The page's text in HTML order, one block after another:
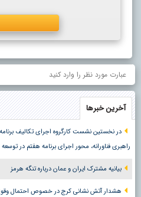
آخرین خبرها
در نخستین نشست کارگروه اجرای تکالیف
راهبری فناورانه، محور اجرای برنامه هفتم در
بیانیه مشترک ایران و عمان درباره تنگه هرمز
هشدار آتش نشانی کرج در خصوص احتمال